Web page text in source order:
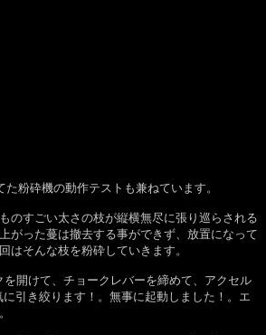
粉砕機の動作テストも兼ねています。
のすごい太さの枝が縦横無尽に張り巡らされる
がった蔓は撤去する事ができず、放置になって
そんな枝を粉砕していきます。
開けて、チョークレバーを締めて、アクセル
引き絞ります！。無事に起動しました！。エ